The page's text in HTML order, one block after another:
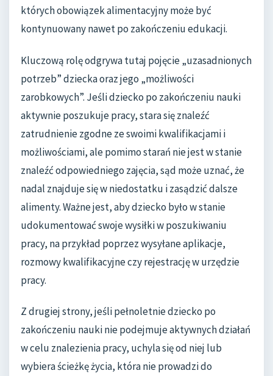
których obowiązek alimentacyjny może być
kontynuowany nawet po zakończeniu edukacji.
Kluczową rolę odgrywa tutaj pojęcie „uzasadnionych
potrzeb” dziecka oraz jego „możliwości
zarobkowych”. Jeśli dziecko po zakończeniu nauki
aktywnie poszukuje pracy, stara się znaleźć
zatrudnienie zgodne ze swoimi kwalifikacjami i
możliwościami, ale pomimo starań nie jest w stanie
znaleźć odpowiedniego zajęcia, sąd może uznać, że
nadal znajduje się w niedostatku i zasądzić dalsze
alimenty. Ważne jest, aby dziecko było w stanie
udokumentować swoje wysiłki w poszukiwaniu
pracy, na przykład poprzez wysyłane aplikacje,
rozmowy kwalifikacyjne czy rejestrację w urzędzie
pracy.
Z drugiej strony, jeśli pełnoletnie dziecko po
zakończeniu nauki nie podejmuje aktywnych działań
w celu znalezienia pracy, uchyla się od niej lub
wybiera ścieżkę życia, która nie prowadzi do